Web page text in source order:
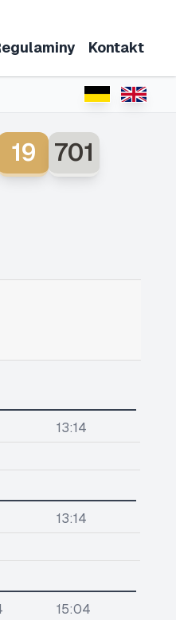
Kontakt
19 701
13:14
13:14
15:04